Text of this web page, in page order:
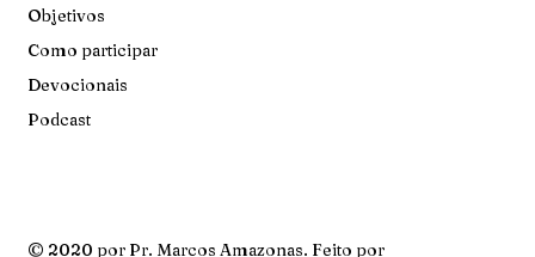
Objetivos
Como participar
Devocionais
Podcast
© 2020 por Pr. Marcos Amazonas. Feito por